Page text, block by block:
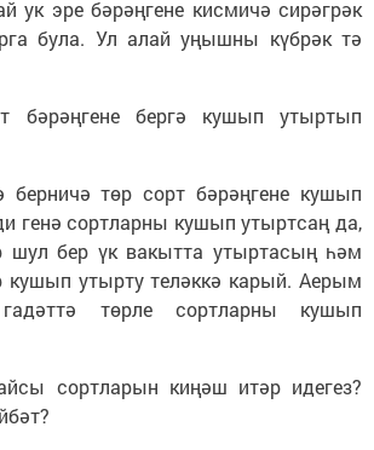
ук эре бәрәңгене кисмичә сирәгрәк
була. Ул алай уңышны күбрәк тә
бәрәңгене бергә кушып утыртып
берничә төр сорт бәрәңгене кушып
генә сортларны кушып утыртсаң да,
шул бер үк вакытта утыртасың һәм
кушып утырту теләккә карый. Аерым
төрле сортларны кушып
сортларын киңәш итәр идегез?